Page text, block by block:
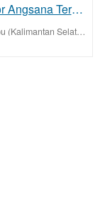
Sumur Bor Angsana Terbaik Tarif Harga Murah
Tanah Bumbu (Kalimantan Selatan)